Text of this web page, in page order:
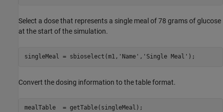
Select a dose that represents a single meal of 78 grams of glucose
at the start of the simulation.
singleMeal = sbioselect(m1, 'Name' , 'Single Meal' );
Convert the dosing information to the table format.
mealTable  = getTable(singleMeal);